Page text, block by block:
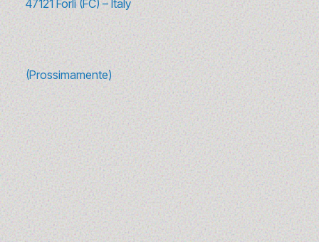
47121 Forlì (FC) – Italy
(Prossimamente)
10 canzoni sulla moda da ascoltare
(e riascoltare) tra glamour e
rivoluzione
1 - 3 luglio 2025
Da Madonna ai Sex Pistols, passando per David Bowie: